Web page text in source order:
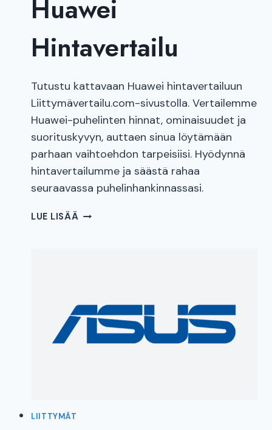
Huawei
Hintavertailu
Tutustu kattavaan Huawei hintavertailuun
Liittymävertailu.com-sivustolla. Vertailemme
Huawei-puhelinten hinnat, ominaisuudet ja
suorituskyvyn, auttaen sinua löytämään
parhaan vaihtoehdon tarpeisiisi. Hyödynnä
hintavertailumme ja säästä rahaa
seuraavassa puhelinhankinnassasi.
LUE LISÄÄ HUAWEI
LIITTYMÄT